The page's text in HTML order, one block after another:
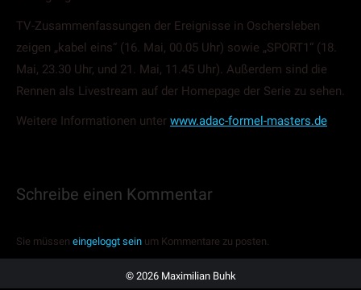
TV-Zusammenfassungen der Ereignisse in Oschersleben
zeigen „kabel eins“ (16. Mai, 00.05 Uhr) sowie „SPORT1“ (18.
Mai, 23.30 Uhr, und 21. Mai, 11.45 Uhr). Außerdem sind die
Rennen als Livestream auf der Homepage der Serie zu sehen.
Weitere Informationen unter www.adac-formel-masters.de
Schreibe einen Kommentar
Sie müssen eingeloggt sein um Kommentare zu posten.
© 2026 Maximilian Buhk